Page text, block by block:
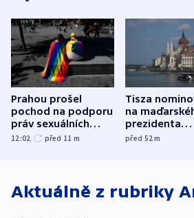
Prahou prošel
pochod na podporu
práv sexuálních
menšin
12:02 před 11 m
Tisza
na
prezidenta
bývalého šéfa
před 52m
Aktuálně z rubriky